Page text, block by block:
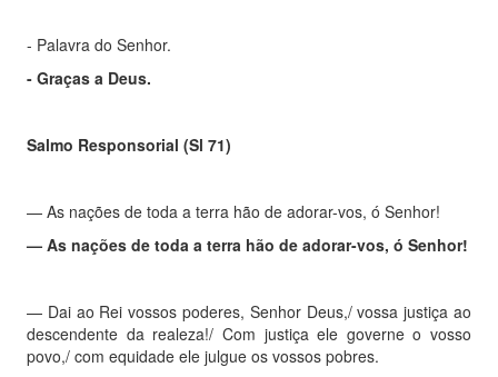
- Palavra do Senhor.
- Graças a Deus.
Salmo Responsorial (Sl 71)
— As nações de toda a terra hão de adorar-vos, ó Senhor!
— As nações de toda a terra hão de adorar-vos, ó Senhor!
— Dai ao Rei vossos poderes, Senhor Deus,/ vossa justiça ao
descendente da realeza!/ Com justiça ele governe o vosso
povo,/ com equidade ele julgue os vossos pobres.